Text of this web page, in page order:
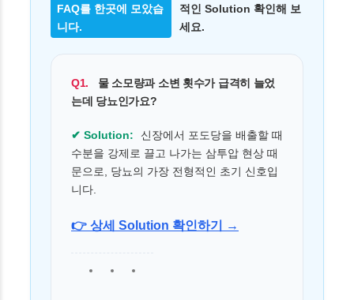
FAQ를 한곳에 모았습
니다.
적인 Solution 확인해 보
세요.
Q1.
물 소모량과 소변 횟수가 급격히 늘었
는데 당뇨인가요?
✔ Solution:
신장에서 포도당을 배출할 때
수분을 강제로 끌고 나가는 삼투압 현상 때
문으로, 당뇨의 가장 전형적인 초기 신호입
니다.
👉 상세 Solution 확인하기 →